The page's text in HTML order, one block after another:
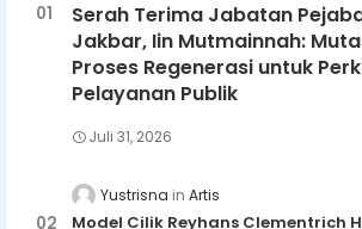
Serah Terima Jabatan
Jakbar, Iin Mutmainnah:
Proses Regenerasi untuk
Pelayanan Publik
Juli 31, 2026
Yustrisna Artis
Model Cilik Reyhans Clementrich